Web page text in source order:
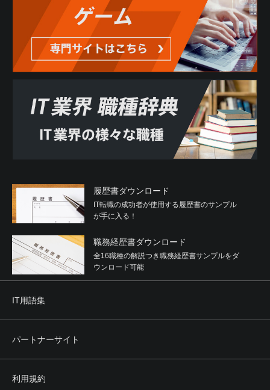
履歴書ダウンロード
IT転職の成功者が使用する履歴書のサンプル
が手に入る！
職務経歴書ダウンロード
全16職種の解説つき職務経歴書サンプルをダ
ウンロード可能
IT用語集
パートナーサイト
利用規約